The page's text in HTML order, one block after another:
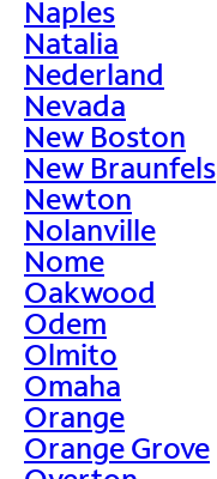
Naples
Natalia
Nederland
Nevada
New Boston
New Braunfels
Newton
Nolanville
Nome
Oakwood
Odem
Olmito
Omaha
Orange
Orange Grove